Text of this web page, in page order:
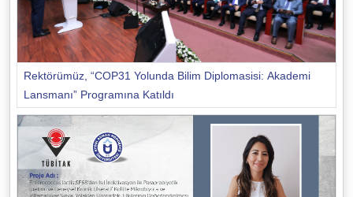
Rektörümüz, “COP31 Yolunda Bilim Diplomasisi: Akademi
Lansmanı” Programına Katıldı